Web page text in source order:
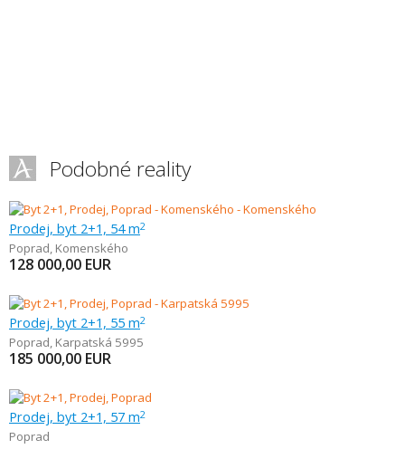
Podobné reality
Prodej, byt 2+1, 54 m2
Poprad, Komenského
128 000,00 EUR
Prodej, byt 2+1, 55 m2
Poprad, Karpatská 5995
185 000,00 EUR
Prodej, byt 2+1, 57 m2
Poprad